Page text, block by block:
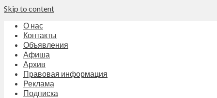
Skip to content
О нас
Контакты
Объявления
Афиша
Архив
Правовая информация
Реклама
Подписка